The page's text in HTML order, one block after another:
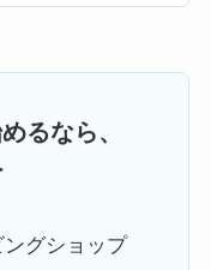
るなら、
グショップ